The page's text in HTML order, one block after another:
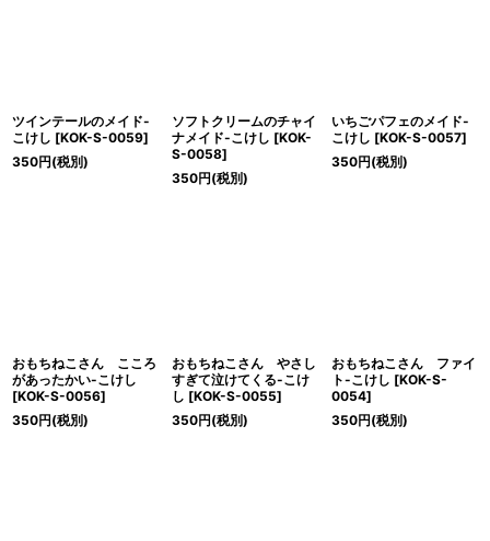
ツインテールのメイド-
こけし [KOK-S-0059]
350円(税別)
ソフトクリームのチャイ
ナメイド-こけし [KOK-
S-0058]
350円(税別)
いちごパフェのメイド-
こけし [KOK-S-0057]
350円(税別)
おもちねこさん こころ
があったかい-こけし
[KOK-S-0056]
350円(税別)
おもちねこさん やさし
すぎて泣けてくる-こけ
し [KOK-S-0055]
350円(税別)
おもちねこさん ファイ
ト-こけし [KOK-S-
0054]
350円(税別)